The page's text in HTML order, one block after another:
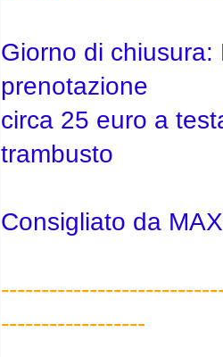
Giorno di
prenotazione
circa 25 euro a
trambusto
Consigliato da
------------------